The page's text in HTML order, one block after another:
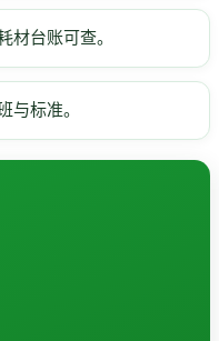
材台账可查。
与标准。